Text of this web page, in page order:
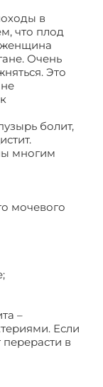
в
что плод
женщина
Очень
Это
болит,
многим
мочевого
–
Если
в